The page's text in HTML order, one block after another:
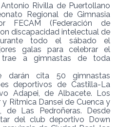
Rivilla de Puertollano
Regional de Gimnasia
FECAM (Federación de
discapacidad intelectual de
todo el sábado el
galas para celebrar el
a gimnastas de toda
cita 50 gimnastas
deportivos de Castilla-La
Adapei, de Albacete. Los
Rítmica Dansei de Cuenca y
Las Pedroñeras. Desde
del club deportivo Down